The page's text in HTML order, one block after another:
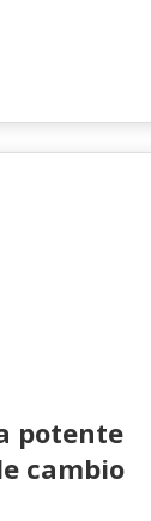
potente
cambio